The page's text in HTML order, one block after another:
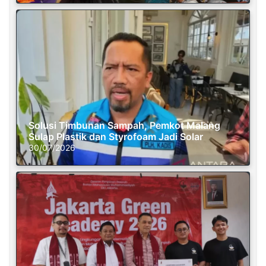
Solusi Timbunan Sampah, Pemkot Malang
Sulap Plastik dan Styrofoam Jadi Solar
30/07/2026